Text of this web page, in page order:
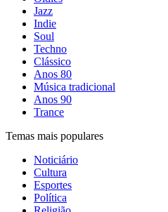
Jazz
Indie
Soul
Techno
Clássico
Anos 80
Música tradicional
Anos 90
Trance
Temas mais populares
Noticiário
Cultura
Esportes
Política